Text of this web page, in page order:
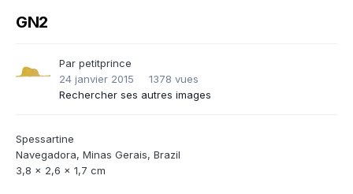
GN2
Par petitprince
24 janvier 2015
1378 vues
Rechercher ses autres images
Spessartine
Navegadora, Minas Gerais, Brazil
3,8 x 2,6 x 1,7 cm